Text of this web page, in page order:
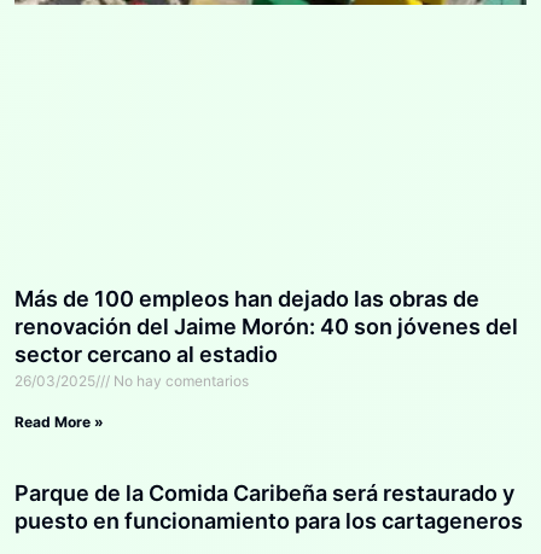
Más de 100 empleos han dejado las obras de
renovación del Jaime Morón: 40 son jóvenes del
sector cercano al estadio
26/03/2025 No hay comentarios
Read More »
Parque de la Comida Caribeña será restaurado y
puesto en funcionamiento para los cartageneros